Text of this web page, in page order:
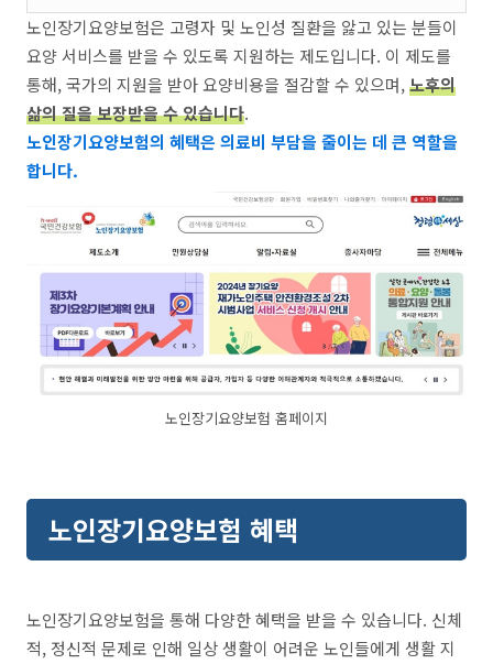
노인장기요양보험은 고령자 및 노인성 질환을 앓고 있는 분들이
요양 서비스를 받을 수 있도록 지원하는 제도입니다. 이 제도를
통해, 국가의 지원을 받아 요양비용을 절감할 수 있으며,노후의
삶의 질을 보장받을 수 있습니다.
노인장기요양보험의 혜택은 의료비 부담을 줄이는 데 큰 역할을
합니다.
노인장기요양보험 홈페이지
노인장기요양보험 혜택
노인장기요양보험을 통해 다양한 혜택을 받을 수 있습니다. 신체
적, 정신적 문제로 인해 일상 생활이 어려운 노인들에게 생활 지